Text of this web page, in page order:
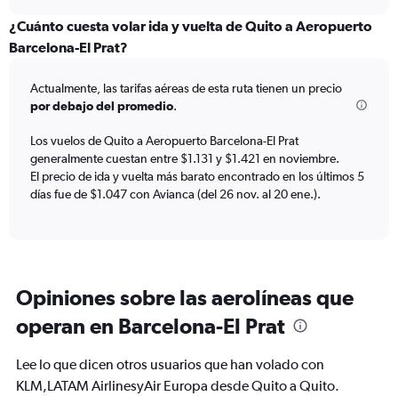
categories.
Range:
The
chart
1
Y
axis
displaying
¿Cuánto cuesta volar ida y vuelta de Quito a Aeropuerto
Barcelona-El Prat?
Actualmente, las tarifas aéreas de esta ruta tienen un precio
por debajo del promedio.
Los vuelos de Quito a Aeropuerto Barcelona-El Prat
generalmente cuestan entre $1.131 y $1.421 en noviembre.
El precio de ida y vuelta más barato encontrado en los últimos 5
días fue de $1.047 con Avianca (del 26 nov. al 20 ene.).
Opiniones sobre las aerolíneas que
operan en Barcelona-El Prat
Lee lo que dicen otros usuarios que han volado con
KLM,LATAM AirlinesyAir Europa desde Quito a Quito.